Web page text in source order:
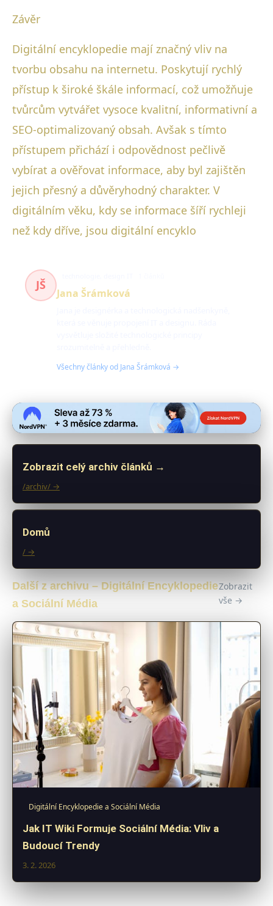
Závěr
Digitální encyklopedie mají značný vliv na
tvorbu obsahu na internetu. Poskytují rychlý
přístup k široké škále informací, což umožňuje
tvůrcům vytvářet vysoce kvalitní, informativní a
SEO-optimalizovaný obsah. Avšak s tímto
přístupem přichází i odpovědnost pečlivě
vybírat a ověřovat informace, aby byl zajištěn
jejich přesný a důvěryhodný charakter. V
digitálním věku, kdy se informace šíří rychleji
než kdy dříve, jsou digitální encyklo
JŠ
Jana Šrámková
Všechny články od Jana Šrámková →
Zobrazit celý archiv článků →
/archiv/ →
Domů
/ →
Další z archivu – Digitální Encyklopedie
a Sociální Média
Zobrazit
vše →
Digitální Encyklopedie a Sociální Média
Jak IT Wiki Formuje Sociální Média: Vliv a
Budoucí Trendy
3. 2. 2026